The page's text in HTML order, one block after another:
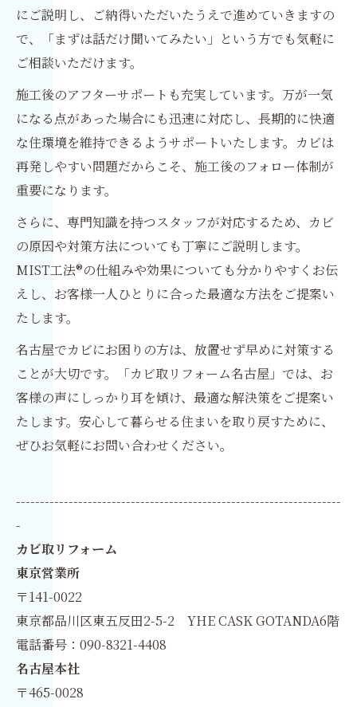
にご説明し、ご納得いただいたうえで進めていきますの
で、「まずは話だけ聞いてみたい」という方でも気軽に
ご相談いただけます。
施工後のアフターサポートも充実しています。万が一気
になる点があった場合にも迅速に対応し、長期的に快適
な住環境を維持できるようサポートいたします。カビは
再発しやすい問題だからこそ、施工後のフォロー体制が
重要になります。
さらに、専門知識を持つスタッフが対応するため、カビ
の原因や対策方法についても丁寧にご説明します。
MIST工法®の仕組みや効果についても分かりやすくお伝
えし、お客様一人ひとりに合った最適な方法をご提案い
たします。
名古屋でカビにお困りの方は、放置せず早めに対策する
ことが大切です。「カビ取リフォーム名古屋」では、お
客様の声にしっかり耳を傾け、最適な解決策をご提案い
たします。安心して暮らせる住まいを取り戻すために、
ぜひお気軽にお問い合わせください。
--------------------------------------------------------------------
-
カビ取リフォーム
東京営業所
〒141-0022
東京都品川区東五反田2-5-2 YHE CASK GOTANDA6階
電話番号：090-8321-4408
名古屋本社
〒465-0028